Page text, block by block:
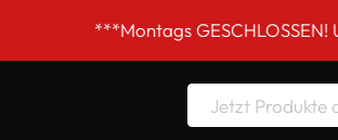
***Montags GESCHLOSSEN! Unsere